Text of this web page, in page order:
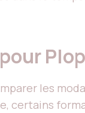
les
certains